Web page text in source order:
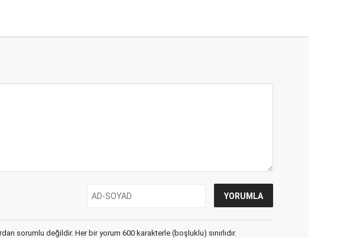
sorumlu değildir. Her bir yorum 600 karakterle (boşluklu) sınırlıdır.